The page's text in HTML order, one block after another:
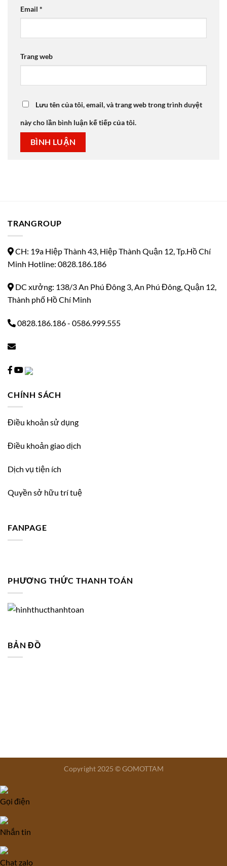
Email *
Trang web
Lưu tên của tôi, email, và trang web trong trình duyệt
này cho lần bình luận kế tiếp của tôi.
TRANGROUP
CH: 19a Hiệp Thành 43, Hiệp Thành Quận 12, Tp.Hồ Chí
Minh Hotline: 0828.186.186
DC xưởng: 138/3 An Phú Đông 3, An Phú Đông, Quận 12,
Thành phố Hồ Chí Minh
0828.186.186- 0586.999.555
CHÍNH SÁCH
Điều khoản sử dụng
Điều khoản giao dịch
Dịch vụ tiện ích
Quyền sở hữu trí tuệ
FANPAGE
PHƯƠNG THỨC THANH TOÁN
BẢN ĐỒ
Copyright 2025 © GOMOTTAM
Gọi điện
Nhắn tin
Chat zalo